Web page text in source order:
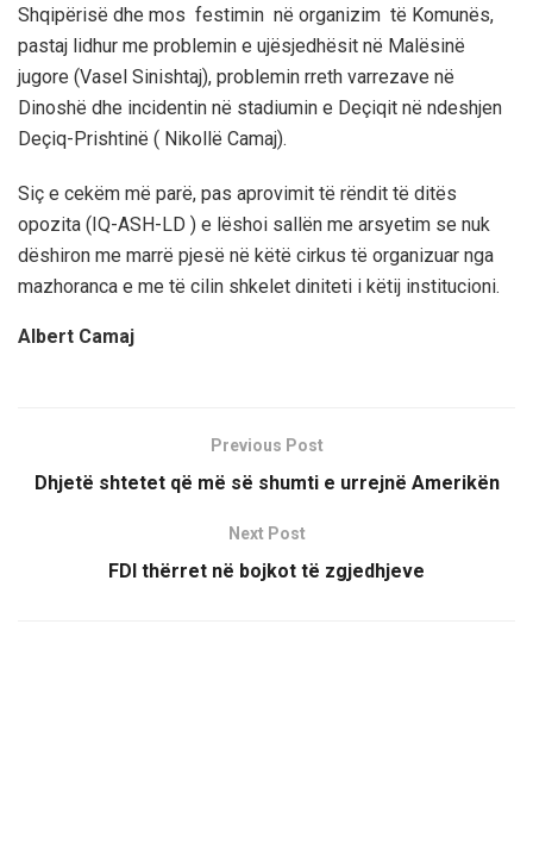
Shqipërisë dhe mos festimin në organizim të Komunës,
pastaj lidhur me problemin e ujësjedhësit në Malësinë
jugore (Vasel Sinishtaj), problemin rreth varrezave në
Dinoshë dhe incidentin në stadiumin e Deçiqit në ndeshjen
Deçiq-Prishtinë ( Nikollë Camaj).
Siç e cekëm më parë, pas aprovimit të rëndit të ditës
opozita (IQ-ASH-LD ) e lëshoi sallën me arsyetim se nuk
dëshiron me marrë pjesë në këtë cirkus të organizuar nga
mazhoranca e me të cilin shkelet diniteti i këtij institucioni.
Albert Camaj
Previous Post
Dhjetë shtetet që më së shumti e urrejnë Amerikën
Next Post
FDI thërret në bojkot të zgjedhjeve